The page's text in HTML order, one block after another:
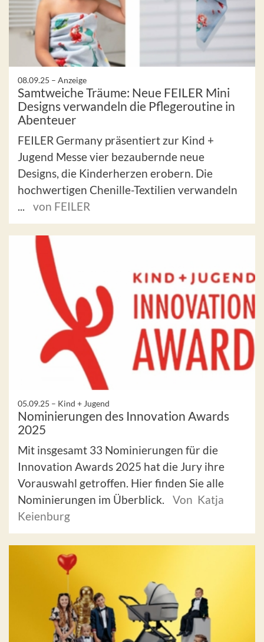
08.09.25 – Anzeige
Samtweiche Träume: Neue FEILER Mini
Designs verwandeln die Pflegeroutine in
Abenteuer
FEILER Germany präsentiert zur Kind +
Jugend Messe vier bezaubernde neue
Designs, die Kinderherzen erobern. Die
hochwertigen Chenille-Textilien verwandeln
...
von FEILER
05.09.25 – Kind + Jugend
Nominierungen des Innovation Awards
2025
Mit insgesamt 33 Nominierungen für die
Innovation Awards 2025 hat die Jury ihre
Vorauswahl getroffen. Hier finden Sie alle
Nominierungen im Überblick.
Von Katja
Keienburg